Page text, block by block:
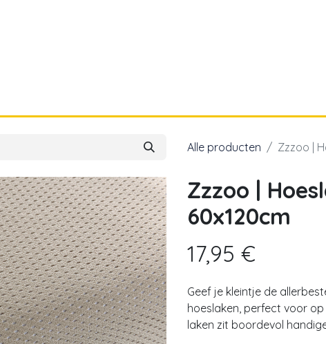
Alle producten Zzzoo |
Zzzoo |
60x120cm
17,95 €
Geef je kleintje de
hoeslaken, perfect voor
laken zit boordevol